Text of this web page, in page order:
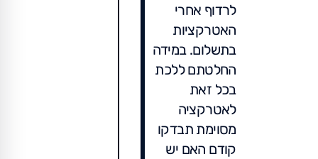
לרדוף אחרי
האטרקציות
בתשלום. במידה
החלטתם ללכת
בכל זאת
לאטרקציה
מסוימת תבדקו
קודם האם יש